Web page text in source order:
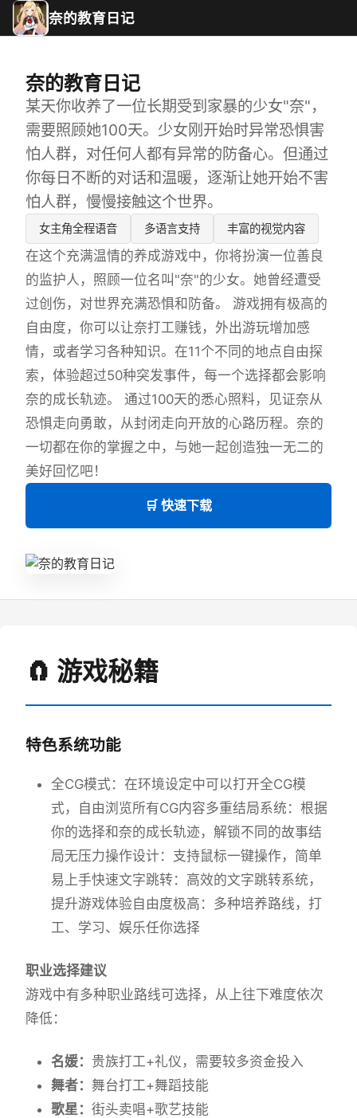
奈的教育日记
奈的教育日记
某天你收养了一位长期受到家暴的少女"奈"，
需要照顾她100天。少女刚开始时异常恐惧害
怕人群，对任何人都有异常的防备心。但通过
你每日不断的对话和温暖，逐渐让她开始不害
怕人群，慢慢接触这个世界。
女主角全程语音 多语言支持 丰富的视觉内容
在这个充满温情的养成游戏中，你将扮演一位善良
的监护人，照顾一位名叫"奈"的少女。她曾经遭受
过创伤，对世界充满恐惧和防备。 游戏拥有极高的
自由度，你可以让奈打工赚钱，外出游玩增加感
情，或者学习各种知识。在11个不同的地点自由探
索，体验超过50种突发事件，每一个选择都会影响
奈的成长轨迹。 通过100天的悉心照料，见证奈从
恐惧走向勇敢，从封闭走向开放的心路历程。奈的
一切都在你的掌握之中，与她一起创造独一无二的
美好回忆吧！
🛒 快速下载
🧲 游戏秘籍
特色系统功能
全CG模式：在环境设定中可以打开全CG模
式，自由浏览所有CG内容多重结局系统：根据
你的选择和奈的成长轨迹，解锁不同的故事结
局无压力操作设计：支持鼠标一键操作，简单
易上手快速文字跳转：高效的文字跳转系统，
提升游戏体验自由度极高：多种培养路线，打
工、学习、娱乐任你选择
职业选择建议
游戏中有多种职业路线可选择，从上往下难度依次
降低：
名媛： 贵族打工+礼仪，需要较多资金投入
舞者： 舞台打工+舞蹈技能
歌星： 街头卖唱+歌艺技能